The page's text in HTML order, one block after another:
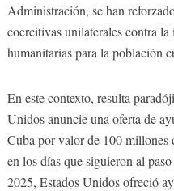
Administración, se han
coercitivas unilaterales contra
humanitarias para la población
En este contexto, resulta
Unidos anuncie una oferta de
Cuba por valor de 100 millones
en los días que siguieron al
2025, Estados Unidos ofreció